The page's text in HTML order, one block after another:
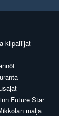
kilpailijat
Future Star
malja